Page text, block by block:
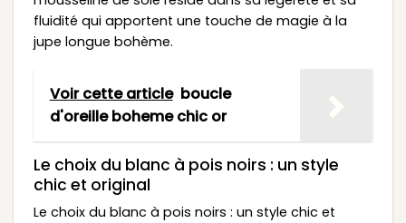
fluidité qui apportent une touche de magie à la
jupe longue bohème.
Voir cette article boucle
d'oreille boheme chic or
Le choix du blanc à pois noirs : un style
chic et original
Le choix du blanc à pois noirs : un style chic et